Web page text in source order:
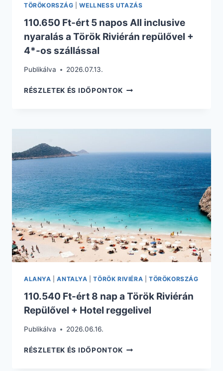
TÖRÖKORSZÁG |WELLNESS UTAZÁS
110.650 Ft-ért 5 napos All inclusive
nyaralás a Török Riviérán repülővel +
4*-os szállással
Publikálva 2026.07.13.
RÉSZLETEK ÉS IDŐPONTOK 110.650
NAPOS
INCLUSIVE
NYARALÁS
A
TÖRÖK
RIVIÉRÁN
REPÜLŐVEL
+
4*-
OS
SZÁLLÁSSAL
ALANYA |ANTALYA |TÖRÖK RIVIÉRA |TÖRÖKORSZÁG
110.540 Ft-ért 8 nap a Török Riviérán
Repülővel + Hotel reggelivel
Publikálva 2026.06.16.
RÉSZLETEK ÉS IDŐPONTOK 110.540